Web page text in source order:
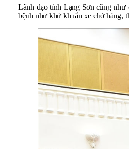
Lãnh đạo tỉnh Lạng Sơn cũng như
bệnh như khử khuẩn xe chở hàng,